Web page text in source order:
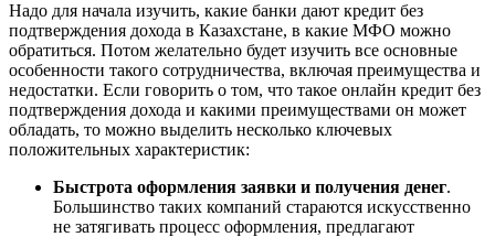
Надо для начала изучить, какие банки дают кредит без
подтверждения дохода в Казахстане, в какие МФО можно
обратиться. Потом желательно будет изучить все основные
особенности такого сотрудничества, включая преимущества и
недостатки. Если говорить о том, что такое онлайн кредит без
подтверждения дохода и какими преимуществами он может
обладать, то можно выделить несколько ключевых
положительных характеристик:
Быстрота оформления заявки и получения денег.
Большинство таких компаний стараются искусственно
не затягивать процесс оформления, предлагают